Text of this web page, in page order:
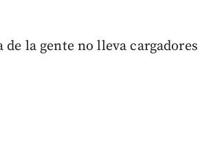
la gente no lleva cargadores